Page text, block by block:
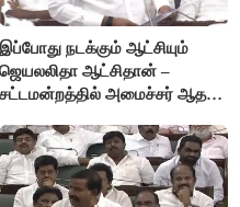
இப்போது நடக்கும் ஆட்சியும்
ஜெயலலிதா ஆட்சிதான் –
சட்டமன்றத்தில் அமைச்சர் ஆதவ்